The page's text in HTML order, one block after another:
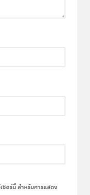
ซอร์นี้ สำหรับการแสดง